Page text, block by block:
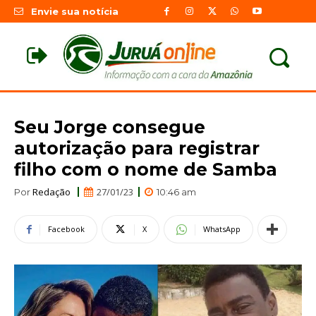
Envie sua notícia
Seu Jorge consegue
autorização para registrar
filho com o nome de Samba
PorRedação 27/01/23 10:46 am
Facebook X WhatsApp